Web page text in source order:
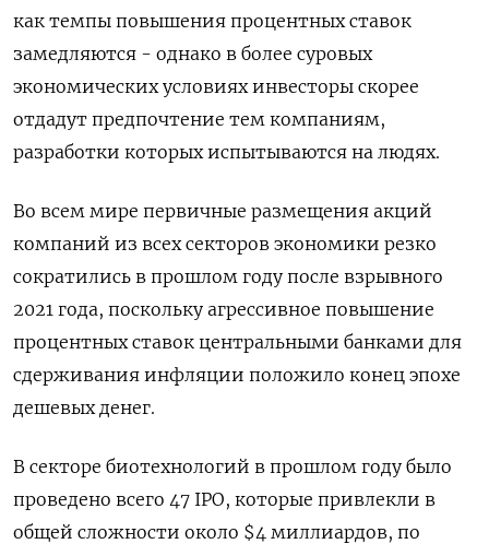
как темпы повышения процентных ставок
замедляются - однако в более суровых
экономических условиях инвесторы скорее
отдадут предпочтение тем компаниям,
разработки которых испытываются на людях.
Во всем мире первичные размещения акций
компаний из всех секторов экономики резко
сократились в прошлом году после взрывного
2021 года, поскольку агрессивное повышение
процентных ставок центральными банками для
сдерживания инфляции положило конец эпохе
дешевых денег.
В секторе биотехнологий в прошлом году было
проведено всего 47 IPO, которые привлекли в
общей сложности около $4 миллиардов, по